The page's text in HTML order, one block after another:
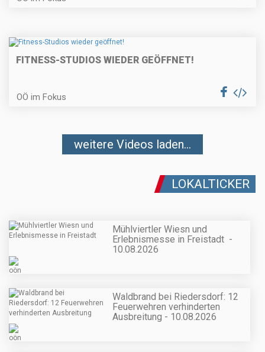
FITNESS-STUDIOS WIEDER GEÖFFNET!
OÖ im Fokus
weitere Videos laden...
LOKALTICKER
Mühlviertler Wiesn und
Erlebnismesse in Freistadt -
10.08.2026
Waldbrand bei Riedersdorf: 12
Feuerwehren verhinderten
Ausbreitung - 10.08.2026